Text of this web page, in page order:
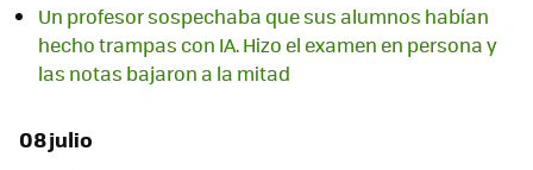
Un profesor sospechaba que sus alumnos habían
hecho trampas con IA. Hizo el examen en persona y
las notas bajaron a la mitad
08 julio